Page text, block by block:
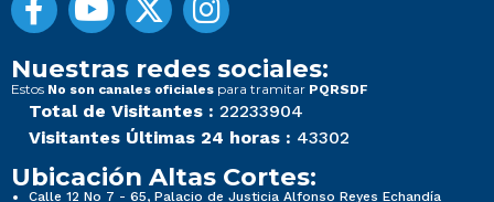
Nuestras redes sociales:
Estos No son canales oficiales para tramitar PQRSDF
Total de Visitantes : 22233904
Visitantes Últimas 24 horas : 43302
Ubicación Altas Cortes:
Calle 12 No 7 - 65, Palacio de Justicia Alfonso Reyes Echandía